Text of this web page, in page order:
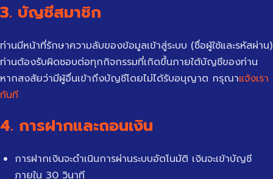
3. บัญชีสมาชิก
ท่านมีหน้าที่รักษาความลับของข้อมูลเข้าสู่ระบบ (ชื่อผู้ใช้และรหัสผ่าน)
ท่านต้องรับผิดชอบต่อทุกกิจกรรมที่เกิดขึ้นภายใต้บัญชีของท่าน
หากสงสัยว่ามีผู้อื่นเข้าถึงบัญชีโดยไม่ได้รับอนุญาต กรุณาแจ้งเรา
ทันที
4. การฝากและถอนเงิน
การฝากเงินจะดำเนินการผ่านระบบอัตโนมัติ เงินจะเข้าบัญชี
ภายใน 30 วินาที